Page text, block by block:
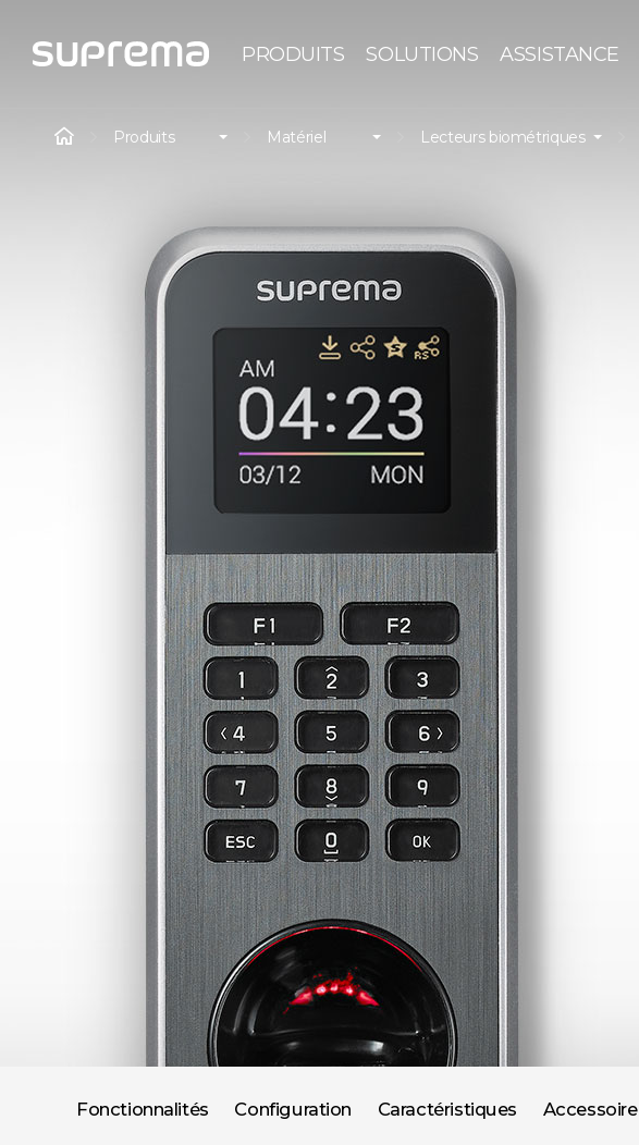
PRODUITS SOLUTIONS ASSISTANCE
Produits Matériel Lecteurs biométriques
Fonctionnalités Configuration Caractéristiques Accessoire